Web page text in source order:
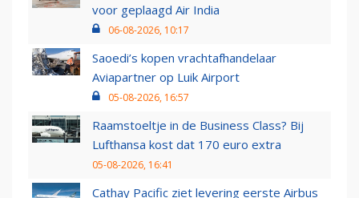
voor geplaagd Air India
06-08-2026, 10:17
Saoedi’s kopen vrachtafhandelaar
Aviapartner op Luik Airport
05-08-2026, 16:57
Raamstoeltje in de Business Class? Bij
Lufthansa kost dat 170 euro extra
05-08-2026, 16:41
Cathay Pacific ziet levering eerste Airbus